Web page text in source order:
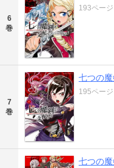
6
巻
193ページ
7
巻
七つの
195ページ
七つの